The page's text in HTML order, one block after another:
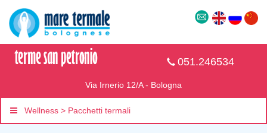
051.246534
Via Irnerio 12/A - Bologna
Wellness > Pacchetti termali